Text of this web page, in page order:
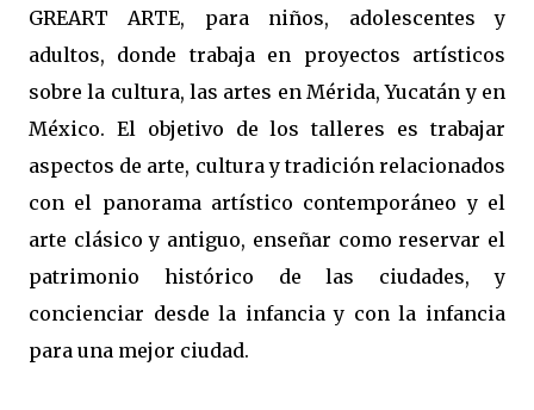
GREART ARTE, para niños, adolescentes y
adultos, donde trabaja en proyectos artísticos
sobre la cultura, las artes en Mérida, Yucatán y en
México. El objetivo de los talleres es trabajar
aspectos de arte, cultura y tradición relacionados
con el panorama artístico contemporáneo y el
arte clásico y antiguo, enseñar como reservar el
patrimonio histórico de las ciudades, y
concienciar desde la infancia y con la infancia
para una mejor ciudad.